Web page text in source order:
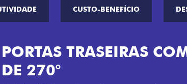
CUSTO-BENEFÍCIO
AMPLA ABERTURA DA
LATERAL